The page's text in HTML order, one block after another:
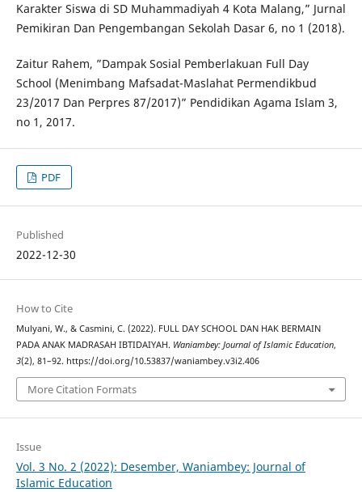
Karakter Siswa di SD Muhammadiyah 4 Kota Malang,” Jurnal
Pemikiran Dan Pengembangan Sekolah Dasar 6, no 1 (2018).
Zaitur Rahem, ”Dampak Sosial Pemberlakuan Full Day
School (Menimbang Mafsadat-Maslahat Permendikbud
23/2017 Dan Perpres 87/2017)” Pendidikan Agama Islam 3,
no 1, 2017.
PDF
Published
2022-12-30
How to Cite
Mulyani, W., & Casmini, C. (2022). FULL DAY SCHOOL DAN HAK BERMAIN
PADA ANAK MADRASAH IBTIDAIYAH. Waniambey: Journal of Islamic Education,
3(2), 81–92. https://doi.org/10.53837/waniambey.v3i2.406
More Citation Formats
Issue
Vol. 3 No. 2 (2022): Desember, Waniambey: Journal of
Islamic Education